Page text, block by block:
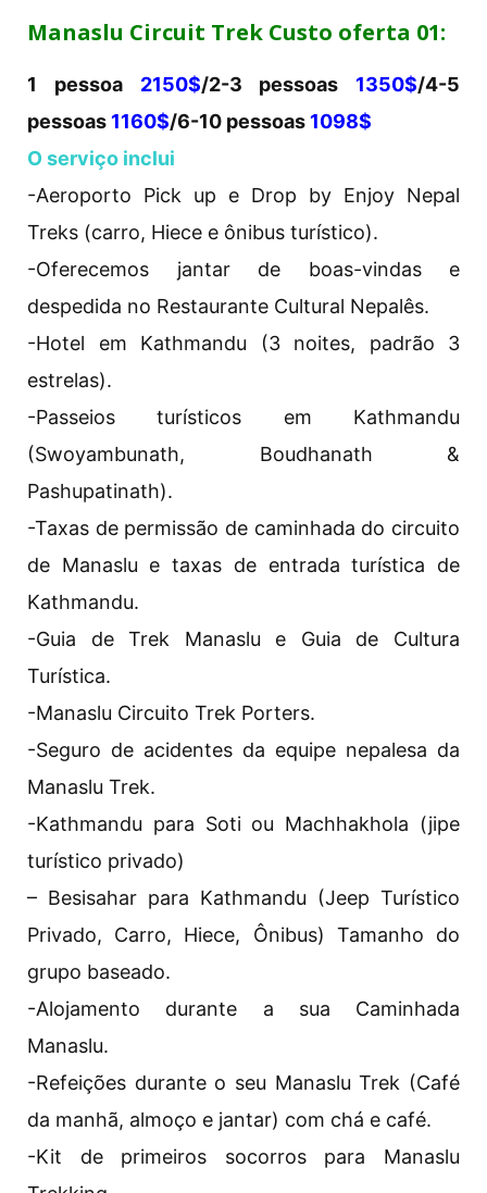
Manaslu Circuit Trek Custo oferta 01:
1 pessoa 2150$/2-3 pessoas 1350$/4-5
pessoas 1160$/6-10 pessoas 1098$
O serviço inclui
-Aeroporto Pick up e Drop by Enjoy Nepal
Treks (carro, Hiece e ônibus turístico).
-Oferecemos jantar de boas-vindas e
despedida no Restaurante Cultural Nepalês.
-Hotel em Kathmandu (3 noites, padrão 3
estrelas).
-Passeios turísticos em Kathmandu
(Swoyambunath, Boudhanath &
Pashupatinath).
-Taxas de permissão de caminhada do circuito
de Manaslu e taxas de entrada turística de
Kathmandu.
-Guia de Trek Manaslu e Guia de Cultura
Turística.
-Manaslu Circuito Trek Porters.
-Seguro de acidentes da equipe nepalesa da
Manaslu Trek.
-Kathmandu para Soti ou Machhakhola (jipe
turístico privado)
– Besisahar para Kathmandu (Jeep Turístico
Privado, Carro, Hiece, Ônibus) Tamanho do
grupo baseado.
-Alojamento durante a sua Caminhada
Manaslu.
-Refeições durante o seu Manaslu Trek (Café
da manhã, almoço e jantar) com chá e café.
-Kit de primeiros socorros para Manaslu